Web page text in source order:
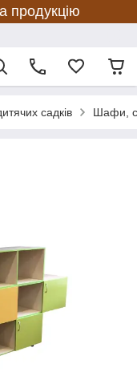
продукцію
садків Шафи,